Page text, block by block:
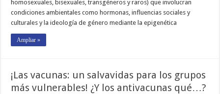
homosexuales, bisexuales, transgéneros y raros) que involucran
condiciones ambientales como hormonas, influencias sociales y
culturales y la ideología de género mediante la epigenética
Ampliar »
¡Las vacunas: un salvavidas para los grupos
más vulnerables! ¿Y los antivacunas qué…?